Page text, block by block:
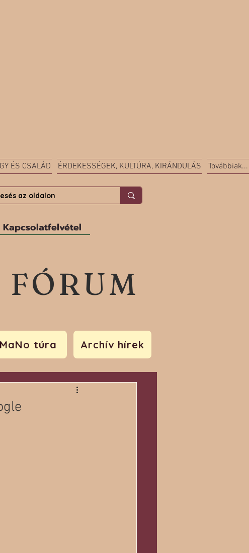
ÉS CSALÁD ÉRDEKESSÉGEK, KULTÚRA, KIRÁNDULÁS Továbbiak...
Kapcsolatfelvétel
MaNo túra Archív hírek